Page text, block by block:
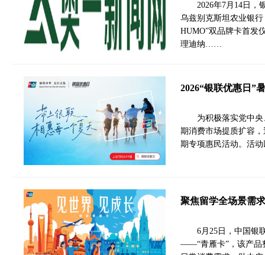
2026年7月14日，
乌兹别克斯坦农业银
HUMO”双品牌卡首发
理迪纳……
2026“银联优惠日”
为积极落实党中
期消费市场提质扩容
期专项惠民活动。活
聚焦留学全场景需
6月25日，中国银
——“青雁卡”，该产品